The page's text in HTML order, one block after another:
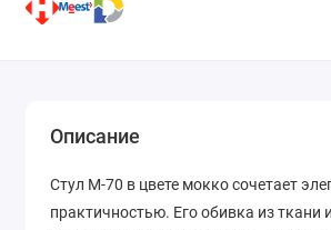
Описание
Стул M-70 в цвете мокко сочетает
практичностью. Его обивка из ткани